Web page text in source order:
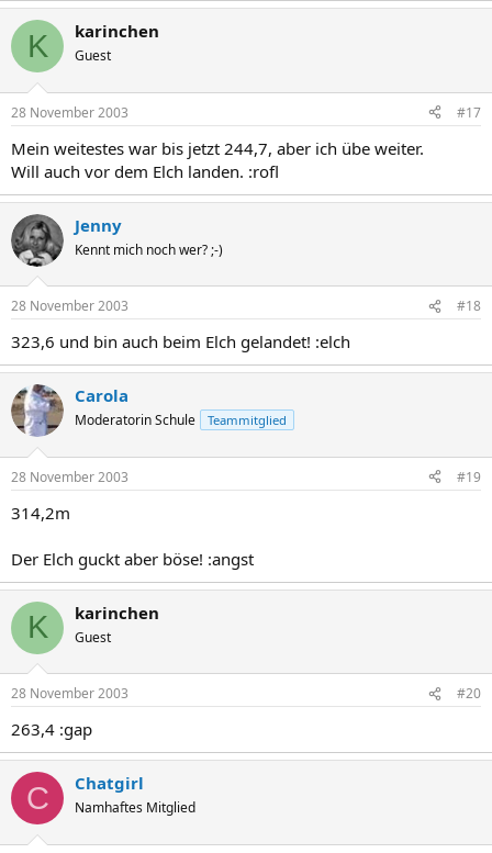
K karinchen
Guest
28 November 2003 #17
Mein weitestes war bis jetzt 244,7, aber ich übe weiter.
Will auch vor dem Elch landen. :rofl
Jenny
Kennt mich noch wer? ;-)
28 November 2003 #18
323,6 und bin auch beim Elch gelandet! :elch
Carola
Moderatorin Schule Teammitglied
28 November 2003 #19
314,2m
Der Elch guckt aber böse! :angst
K karinchen
Guest
28 November 2003 #20
263,4 :gap
C Chatgirl
Namhaftes Mitglied